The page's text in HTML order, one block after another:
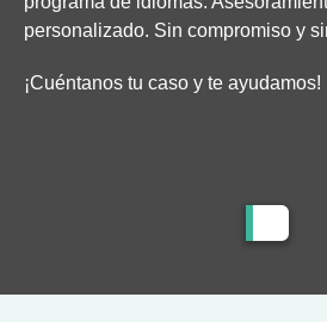
personalizado. Sin compromiso y
¡Cuéntanos tu caso y te ayudamos!